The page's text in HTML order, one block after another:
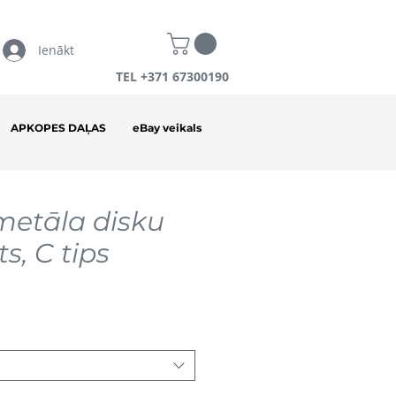
Ienākt
TEL +371 67300190
APKOPES DAĻAS eBay veikals
disku
C tips